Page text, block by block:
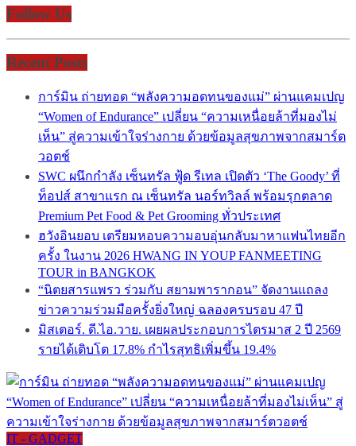
Follow Us
Recent Posts
การ์มิน ถ่ายทอด “พลังความอดทนของแม่” ผ่านแคมเปญ
“Women of Endurance” เปลี่ยน “ความเหนื่อยล้าที่มองไม่
เห็น” สู่ความเข้าใจร่างกาย ด้วยข้อมูลสุขภาพจากสมาร์ต
วอตช์
SWC ผนึกกำลัง เซ็นทรัล ฟู้ด รีเทล เปิดตัว ‘The Goody’ ที่
ท็อปส์ สาขาแรก ณ เซ็นทรัล นอร์ทวิลล์ พร้อมรุกตลาด
Premium Pet Food & Pet Grooming ทั่วประเทศ
ฮวังอินยอบ เตรียมหอบความอบอุ่นกลับมาหาแฟนไทยอีก
ครั้ง ในงาน 2026 HWANG IN YOUP FANMEETING
TOUR in BANGKOK
“นิตยสารแพรว ร่วมกับ สยามพารากอน” จัดงานแถลง
ข่าวความร่วมมือครั้งยิ่งใหญ่ ฉลองครบรอบ 47 ปี
มิสเตอร์. ดี.ไอ.วาย. เผยผลประกอบการไตรมาส 2 ปี 2569
รายได้เติบโต 17.8% กำไรสุทธิเพิ่มขึ้น 19.4%
IT - GADGET